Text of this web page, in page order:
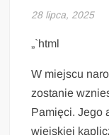
28 lipca, 2025
„`html
W miejscu
zostanie
Pamięci. Jego
wiejskiej